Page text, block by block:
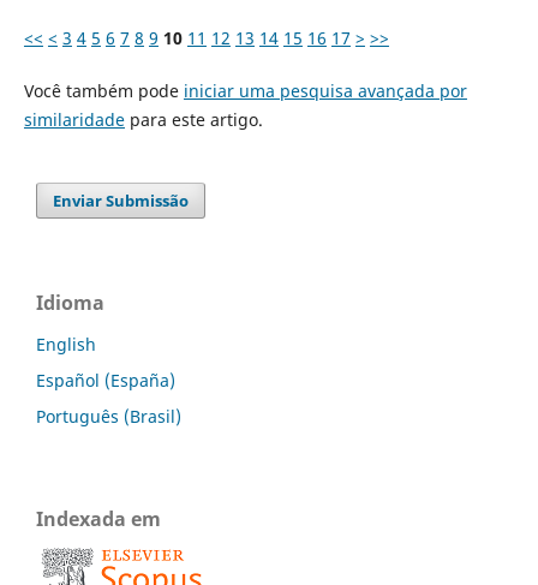
<< < 3 4 5 6 7 8 9 10 11 12 13 14 15 16 17 > >>
Você também pode iniciar uma pesquisa avançada por
similaridadepara este artigo.
Enviar Submissão
Idioma
English
Español (España)
Português (Brasil)
Indexada em